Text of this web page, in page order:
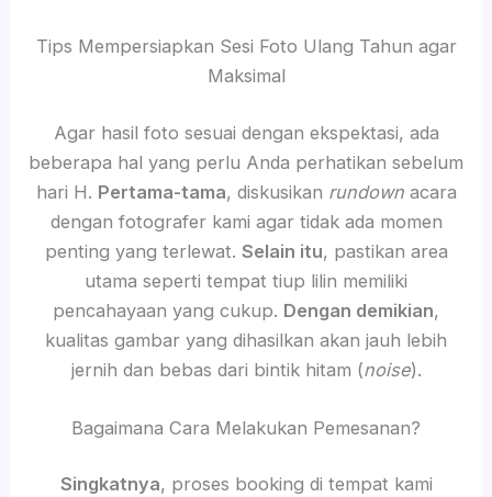
Tips Mempersiapkan Sesi Foto Ulang Tahun agar
Maksimal
Agar hasil foto sesuai dengan ekspektasi, ada
beberapa hal yang perlu Anda perhatikan sebelum
hari H. Pertama-tama, diskusikan rundownacara
dengan fotografer kami agar tidak ada momen
penting yang terlewat. Selain itu, pastikan area
utama seperti tempat tiup lilin memiliki
pencahayaan yang cukup. Dengan demikian,
kualitas gambar yang dihasilkan akan jauh lebih
jernih dan bebas dari bintik hitam (noise).
Bagaimana Cara Melakukan Pemesanan?
Singkatnya, proses booking di tempat kami